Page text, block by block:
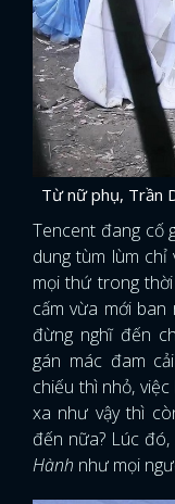
Từ nữ phụ, Trần
Tencent đang cố
dung tùm lùm chỉ
mọi thứ trong
cấm vừa mới
đừng nghĩ đến
gán mác đam
chiếu thì nhỏ,
xa như vậy thì
đến nữa? Lúc đó,
Hành như mọi